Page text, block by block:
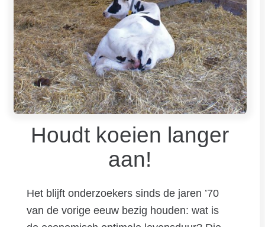
Houdt koeien langer
aan!
Het blijft onderzoekers sinds de jaren ’70
van de vorige eeuw bezig houden: wat is